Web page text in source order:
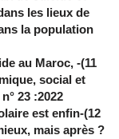
les lieux de
la population
au Maroc,
social et
23 :2022.
est enfin
mais après ?